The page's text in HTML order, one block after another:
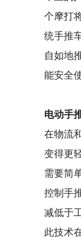
个摩打
统手推
自如地
能安全
电动手
在物流
变得更
需要简
控制手
减低于
此技术